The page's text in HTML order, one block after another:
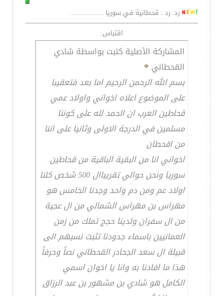
رد: رد : قحطانية في سوريا .................
اقتباس:
المشاركة الأصلية كتبت بواسطة شادي
القحطاني
بسم الله الرحمن الرحيم اما بعد فتعقيبا
على الموضوع اعلاه اخواني واولاد عمي
قحاطين العرب ان الحمد لله على كوننا
مسلمين في الدرجة الاولى وثانيا على اننا
من اقحطان
اخواني انا من البقية الباقية من قحاطين
سوريا ونحن حوالي تقريباال 500 شخص كلنا
اولاد عم ومن دم واحد وجدنا الخامس هو
مهراس بن مهراس الشمالي من ال عجية
من ال سفران ولدينا حجج تملك من زمن
العمانيين باسماء جدودنا تثبت نسبهم الى
قبيلة ال سعد الجحادر القحطاني نصاً وحرفاً
هذا ما افادنا به وانا يا اخوان اسمي
الكامل هو شادي بن مشهور بن عبد الرزاق